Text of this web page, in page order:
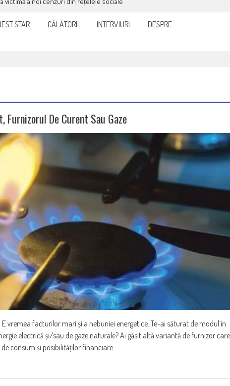
STAR CĂLĂTORII INTERVIURI DESPRE
De Curent Sau Gaze
facturilor mari și a nebuniei energetice. Te-ai săturat de modul în
electrică și/sau de gaze naturale? Ai găsit altă variantă de furnizor care
consum și posibilităților financiare